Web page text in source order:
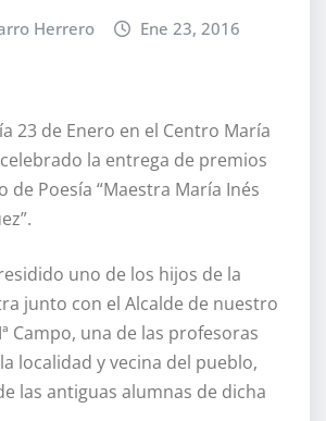
Herrero
Ene 23, 2016
23 de Enero en el Centro María
la entrega de premios
de Poesía “Maestra María Inés
uno de los hijos de la
junto con el Alcalde de nuestro
Campo, una de las profesoras
localidad y vecina del pueblo,
las antiguas alumnas de dicha